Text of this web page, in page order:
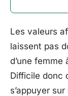
Les valeurs
laissent pas
d’une femme
Difficile donc
s’appuyer